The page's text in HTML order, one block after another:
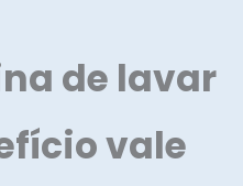
de lavar
vale